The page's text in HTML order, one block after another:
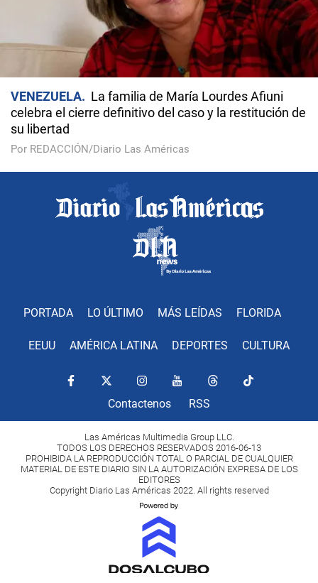
VENEZUELA
La familia de María Lourdes Afiuni
celebra el cierre definitivo del caso y la restitución de
su libertad
Por REDACCIÓN/Diario Las Américas
PORTADA LO ÚLTIMO MÁS LEÍDAS FLORIDA
EEUU AMÉRICA LATINA DEPORTES CULTURA
Contactenos RSS
Las Américas Multimedia Group LLC.
TODOS LOS DERECHOS RESERVADOS 2016-06-13
PROHIBIDA LA REPRODUCCIÓN TOTAL O PARCIAL DE CUALQUIER
MATERIAL DE ESTE DIARIO SIN LA AUTORIZACIÓN EXPRESA DE LOS
EDITORES
Copyright Diario Las Américas 2022. All rights reserved